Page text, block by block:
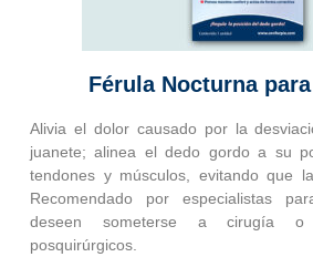
Férula Nocturna
Alivia el dolor causado por la
juanete; alinea el dedo gordo a su
tendones y músculos, evitando que
Recomendado por especialistas
deseen someterse a cirugía o
posquirúrgicos.